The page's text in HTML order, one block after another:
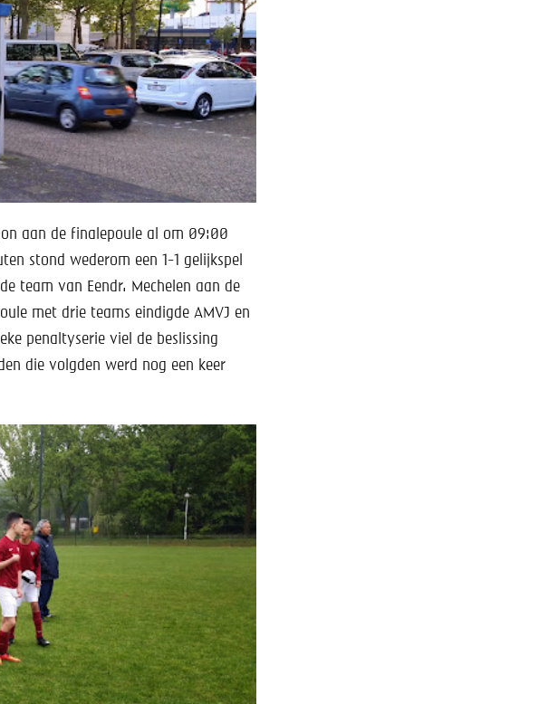
aan de finalepoule al om 09:00
stond wederom een 1-1 gelijkspel
team van Eendr. Mechelen aan de
met drie teams eindigde AMVJ en
penaltyserie viel de beslissing
die volgden werd nog een keer